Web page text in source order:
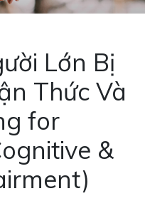
Lớn Bị
Thức Và
for
&